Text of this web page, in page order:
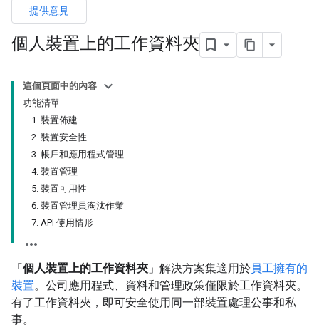
提供意見
個人裝置上的工作資料夾
這個頁面中的內容
功能清單
1. 裝置佈建
2. 裝置安全性
3. 帳戶和應用程式管理
4. 裝置管理
5. 裝置可用性
6. 裝置管理員淘汰作業
7. API 使用情形
「個人裝置上的工作資料夾 」解決方案集適用於員工擁有的
裝置。公司應用程式、資料和管理政策僅限於工作資料夾。
有了工作資料夾，即可安全使用同一部裝置處理公事和私
事。